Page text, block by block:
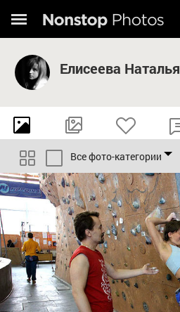
Елисеева Наталья
Все фото-категории